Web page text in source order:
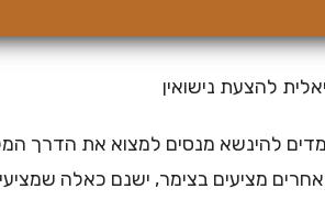
להצעת נישואין
להינשא מנסים למצוא את הדרך
מציעים בצימר, ישנם כאלה